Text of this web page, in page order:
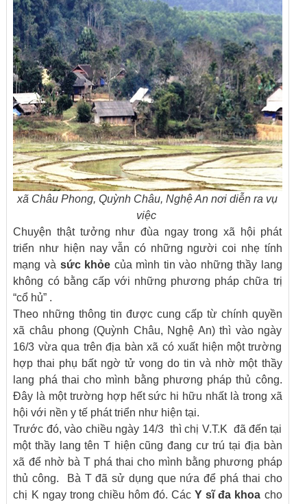
xã Châu Phong, Quỳnh Châu, Nghệ An nơi diễn ra vụ
việc
Chuyện thật tưởng như đùa ngay trong xã hội phát
triển như hiện nay vẫn có những người coi nhẹ tính
mạng và sức khỏe của mình tin vào những thầy lang
không có bằng cấp với những phương pháp chữa trị
“cổ hủ” .
Theo những thông tin được cung cấp từ chính quyền
xã châu phong (Quỳnh Châu, Nghệ An) thì vào ngày
16/3 vừa qua trên địa bàn xã có xuất hiện một trường
hợp thai phụ bất ngờ tử vong do tin và nhờ một thầy
lang phá thai cho mình bằng phương pháp thủ công.
Đây là một trường hợp hết sức hi hữu nhất là trong xã
hội với nền y tế phát triển như hiện tại.
Trước đó, vào chiều ngày 14/3 thì chị V.T.K đã đến tại
một thầy lang tên T hiện cũng đang cư trú tại địa bàn
xã để nhờ bà T phá thai cho mình bằng phương pháp
thủ công. Bà T đã sử dụng que nứa để phá thai cho
chị K ngay trong chiều hôm đó. CácY sĩ đa khoa cho